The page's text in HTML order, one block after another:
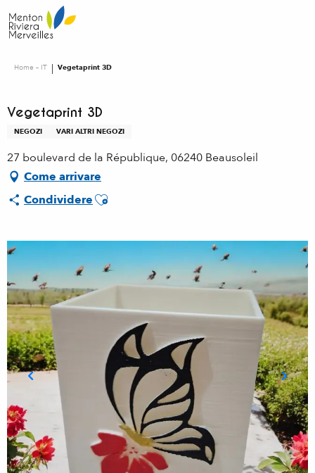
au
contenu
Home – IT Vegetaprint 3D
Vegetaprint 3D
NEGOZI VARI ALTRI NEGOZI
27 boulevard de la République, 06240 Beausoleil
Come arrivare
CondividereAjouter aux favoris